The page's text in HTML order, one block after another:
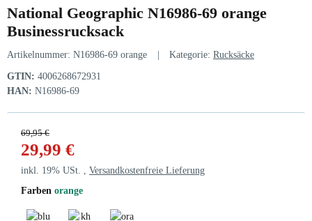
National Geographic N16986-69 orange
Businessrucksack
Artikelnummer: N16986-69 orange Kategorie: Rucksäcke
GTIN: 4006268672931
HAN: N16986-69
69,95 €
29,99 €
inkl. 19% USt. , Versandkostenfreie Lieferung
Farben orange